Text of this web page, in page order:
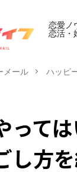
恋愛ノ
恋活・
メール ハッピ
って
し方